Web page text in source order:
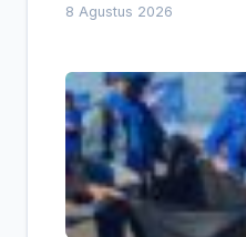
8 Agustus 2026